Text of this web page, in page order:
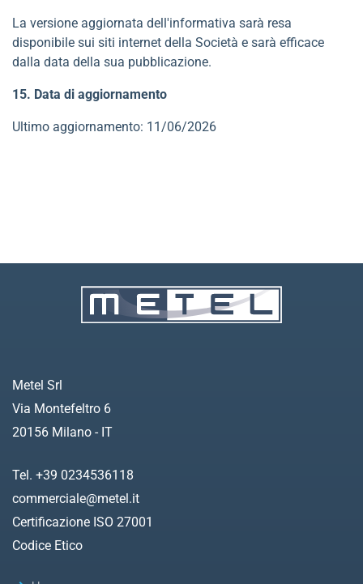
La versione aggiornata dell'informativa sarà resa
disponibile sui siti internet della Società e sarà efficace
dalla data della sua pubblicazione.
15. Data di aggiornamento
Ultimo aggiornamento: 11/06/2026
Metel Srl
Via Montefeltro 6
20156 Milano - IT
Tel. +39 0234536118
commerciale@metel.it
Certificazione ISO 27001
Codice Etico